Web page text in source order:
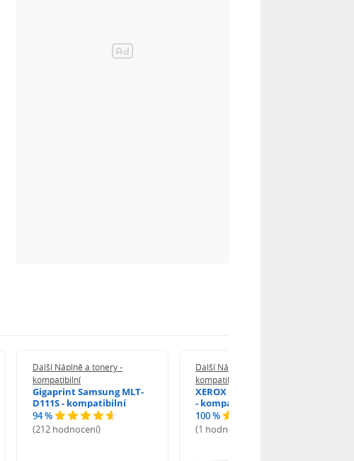
Další Náplně a tonery -
kompatibilní
Gigaprint Samsung MLT-
D111S - kompatibilní
94 %
(212 hodnocení)
Další Náplně a tonery -
kompatibilní
XEROX Brother TN-2590XL
- kompatibilní
100 %
(1 hodnocení)